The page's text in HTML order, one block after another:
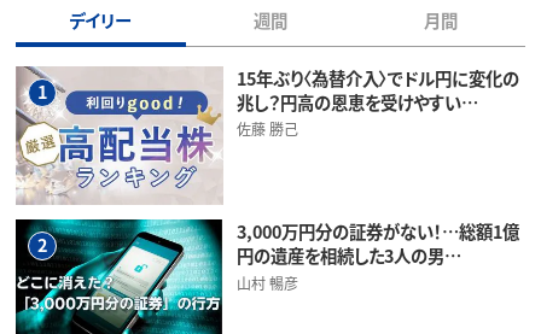
デイリー 週間 月間
1
15年ぶり〈為替介入〉でドル円に変化の
兆し？円高の恩恵を受けやすい…
佐藤 勝己
2
3,000万円分の証券がない！…総額1億
円の遺産を相続した3人の男…
山村 暢彦